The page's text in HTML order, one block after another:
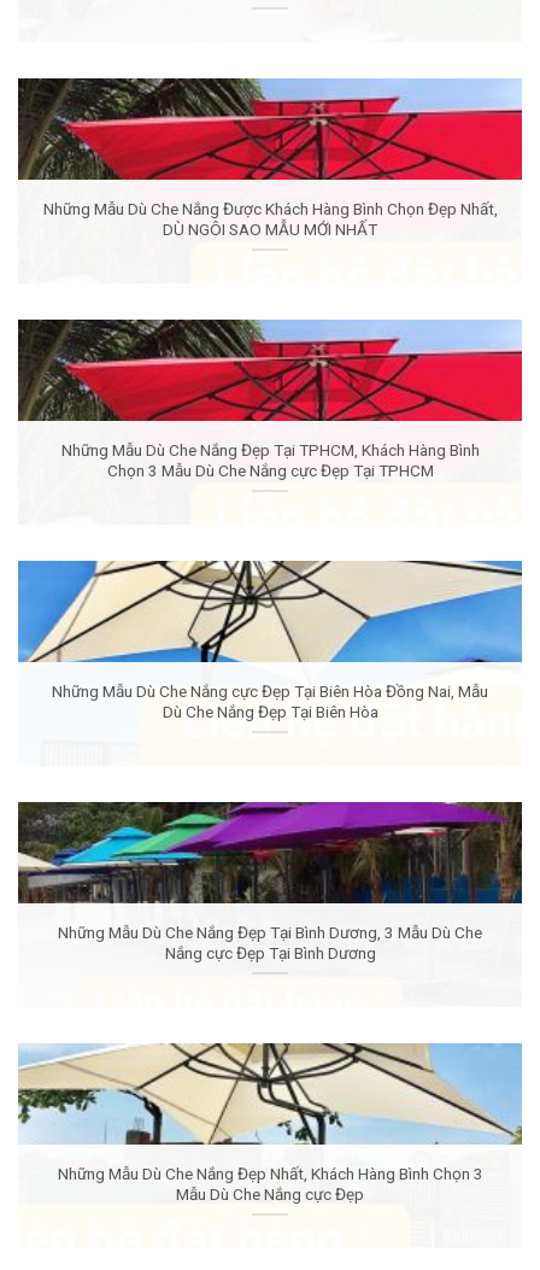
Những Mẫu Dù Che Nắng Được Khách Hàng Bình Chọn Đẹp Nhất,
DÙ NGÔI SAO MẪU MỚI NHẤT
Những Mẫu Dù Che Nắng Đẹp Tại TPHCM, Khách Hàng Bình
Chọn 3 Mẫu Dù Che Nắng cực Đẹp Tại TPHCM
Những Mẫu Dù Che Nắng cực Đẹp Tại Biên Hòa Đồng Nai, Mẫu
Dù Che Nắng Đẹp Tại Biên Hòa
Những Mẫu Dù Che Nắng Đẹp Tại Bình Dương, 3 Mẫu Dù Che
Nắng cực Đẹp Tại Bình Dương
Những Mẫu Dù Che Nắng Đẹp Nhất, Khách Hàng Bình Chọn 3
Mẫu Dù Che Nắng cực Đẹp